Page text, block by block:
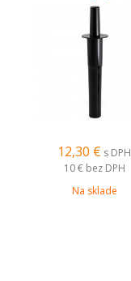
12,30 € s DPH
10 € bez DPH
Na sklade